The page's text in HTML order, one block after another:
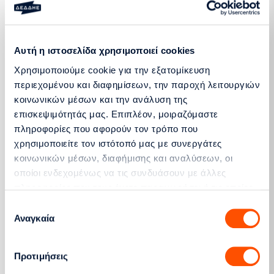
Αυτή η ιστοσελίδα χρησιμοποιεί cookies
Χρησιμοποιούμε cookie για την εξατομίκευση
περιεχομένου και διαφημίσεων, την παροχή λειτουργιών
κοινωνικών μέσων και την ανάλυση της
επισκεψιμότητάς μας. Επιπλέον, μοιραζόμαστε
πληροφορίες που αφορούν τον τρόπο που
χρησιμοποιείτε τον ιστότοπό μας με συνεργάτες
κοινωνικών μέσων, διαφήμισης και αναλύσεων, οι
οποίοι ενδεχομένως να τις συνδυάσουν με άλλες
των υπηρεσιών τους.
συγκατάθεσης
Αναγκαία
Προτιμήσεις
Διασυνδεδεμένα Νησιά (Απρίλιος 2025)
Περισσότερα
Αιτήσεις Σύνδεσης για σταθμούς από
Αυτοπαραγωγούς με Ενεργειακό Συμψηφισμό
στην Ηπειρωτική Χώρα & τα Διασυνδεδεμένα
Νησιά (Αύγουστος 2024)
Περισσότερα
Συμψηφισμό στην Ηπειρωτική Χώρα & τα
Περισσότερα